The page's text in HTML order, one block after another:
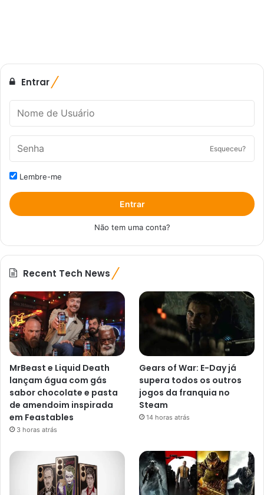
Entrar
Esqueceu?
Lembre-me
Entrar
Não tem uma conta?
Recent Tech News
MrBeast e Liquid Death
lançam água com gás
sabor chocolate e pasta
de amendoim inspirada
em Feastables
3 horas atrás
Gears of War: E-Day já
supera todos os outros
jogos da franquia no
Steam
14 horas atrás